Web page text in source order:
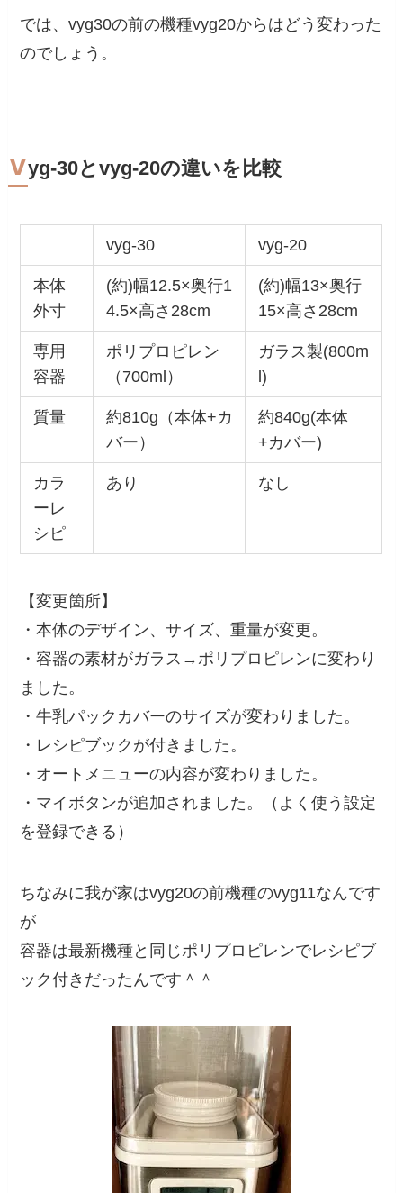
では、vyg30の前の機種vyg20からはどう変わった
のでしょう。
vyg-30とvyg-20の違いを比較
vyg-30 vyg-20
本体
外寸
(約)幅12.5×奥行1
4.5×高さ28cm
(約)幅13×奥行
15×高さ28cm
専用
容器
ポリプロピレン
（700ml）
ガラス製(800m
l)
質量
約810g（本体+カ
バー）
約840g(本体
+カバー)
カラ
ーレ
シピ
あり なし
【変更箇所】
・本体のデザイン、サイズ、重量が変更。
・容器の素材がガラス→ポリプロピレンに変わり
ました。
・牛乳パックカバーのサイズが変わりました。
・レシピブックが付きました。
・オートメニューの内容が変わりました。
・マイボタンが追加されました。（よく使う設定
を登録できる）
ちなみに我が家はvyg20の前機種のvyg11なんです
が
容器は最新機種と同じポリプロピレンでレシピブ
ック付きだったんです＾＾